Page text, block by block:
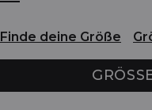
Finde deine Größe